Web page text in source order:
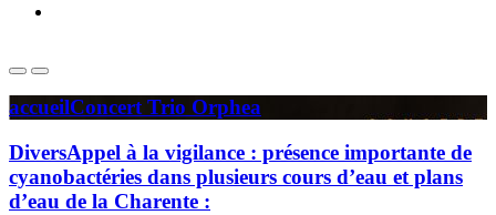
accueilConcert Trio Orphea
DiversAppel à la vigilance : présence importante de
cyanobactéries dans plusieurs cours d’eau et plans
d’eau de la Charente :